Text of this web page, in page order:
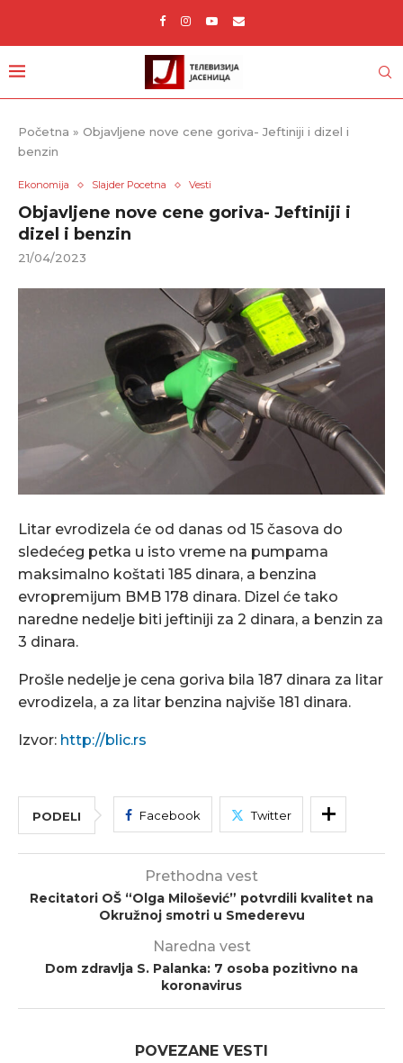
Početna » Objavljene nove cene goriva- Jeftiniji i dizel i
benzin
Ekonomija Slajder Pocetna Vesti
Objavljene nove cene goriva- Jeftiniji i
dizel i benzin
21/04/2023
Litar evrodizela će od danas od 15 časova do
sledećeg petka u isto vreme na pumpama
maksimalno koštati 185 dinara, a benzina
evropremijum BMB 178 dinara. Dizel će tako
naredne nedelje biti jeftiniji za 2 dinara, a benzin za
3 dinara.
Prošle nedelje je cena goriva bila 187 dinara za litar
evrodizela, a za litar benzina najviše 181 dinara.
Izvor: http://blic.rs
PODELI Facebook Twitter
Prethodna vest
Recitatori OŠ “Olga Milošević” potvrdili kvalitet na
Okružnoj smotri u Smederevu
Naredna vest
Dom zdravlja S. Palanka: 7 osoba pozitivno na
koronavirus
POVEZANE VESTI